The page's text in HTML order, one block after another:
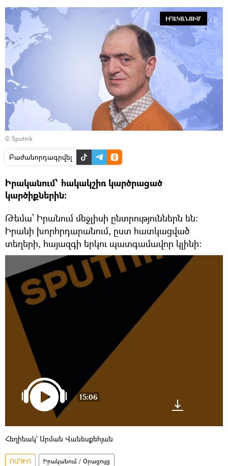
© Sputnik
Բաժանորդագրվել
Իրականում՝ հակակշիռ կարծրացած
կարծիքներին:
Թեմա՝ Իրանում մեջլիսի ընտրություններն են:
Իրանի խորհրդարանում, ըստ հատկացված
տեղերի, հայազգի երկու պատգամավոր կլինի:
15:06
Հեղինակ՝ Արման Վանեսքեհյան
ՌԱԴԻՈ Իրականում / Օրացույց